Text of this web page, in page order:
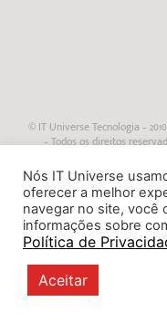
© IT Universe Tecnologia – 2010
– Todos os direitos
Nós IT Universe
oferecer a melhor
navegar no site, você
informações sobre
Política de
Aceitar